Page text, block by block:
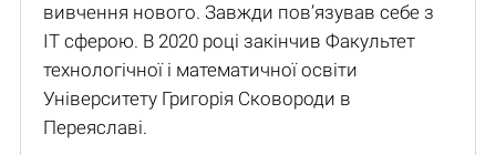
вивчення нового. Завжди пов’язував себе з
IT сферою. В 2020 році закінчив Факультет
технологічної і математичної освіти
Університету Григорія Сковороди в
Переяславі.